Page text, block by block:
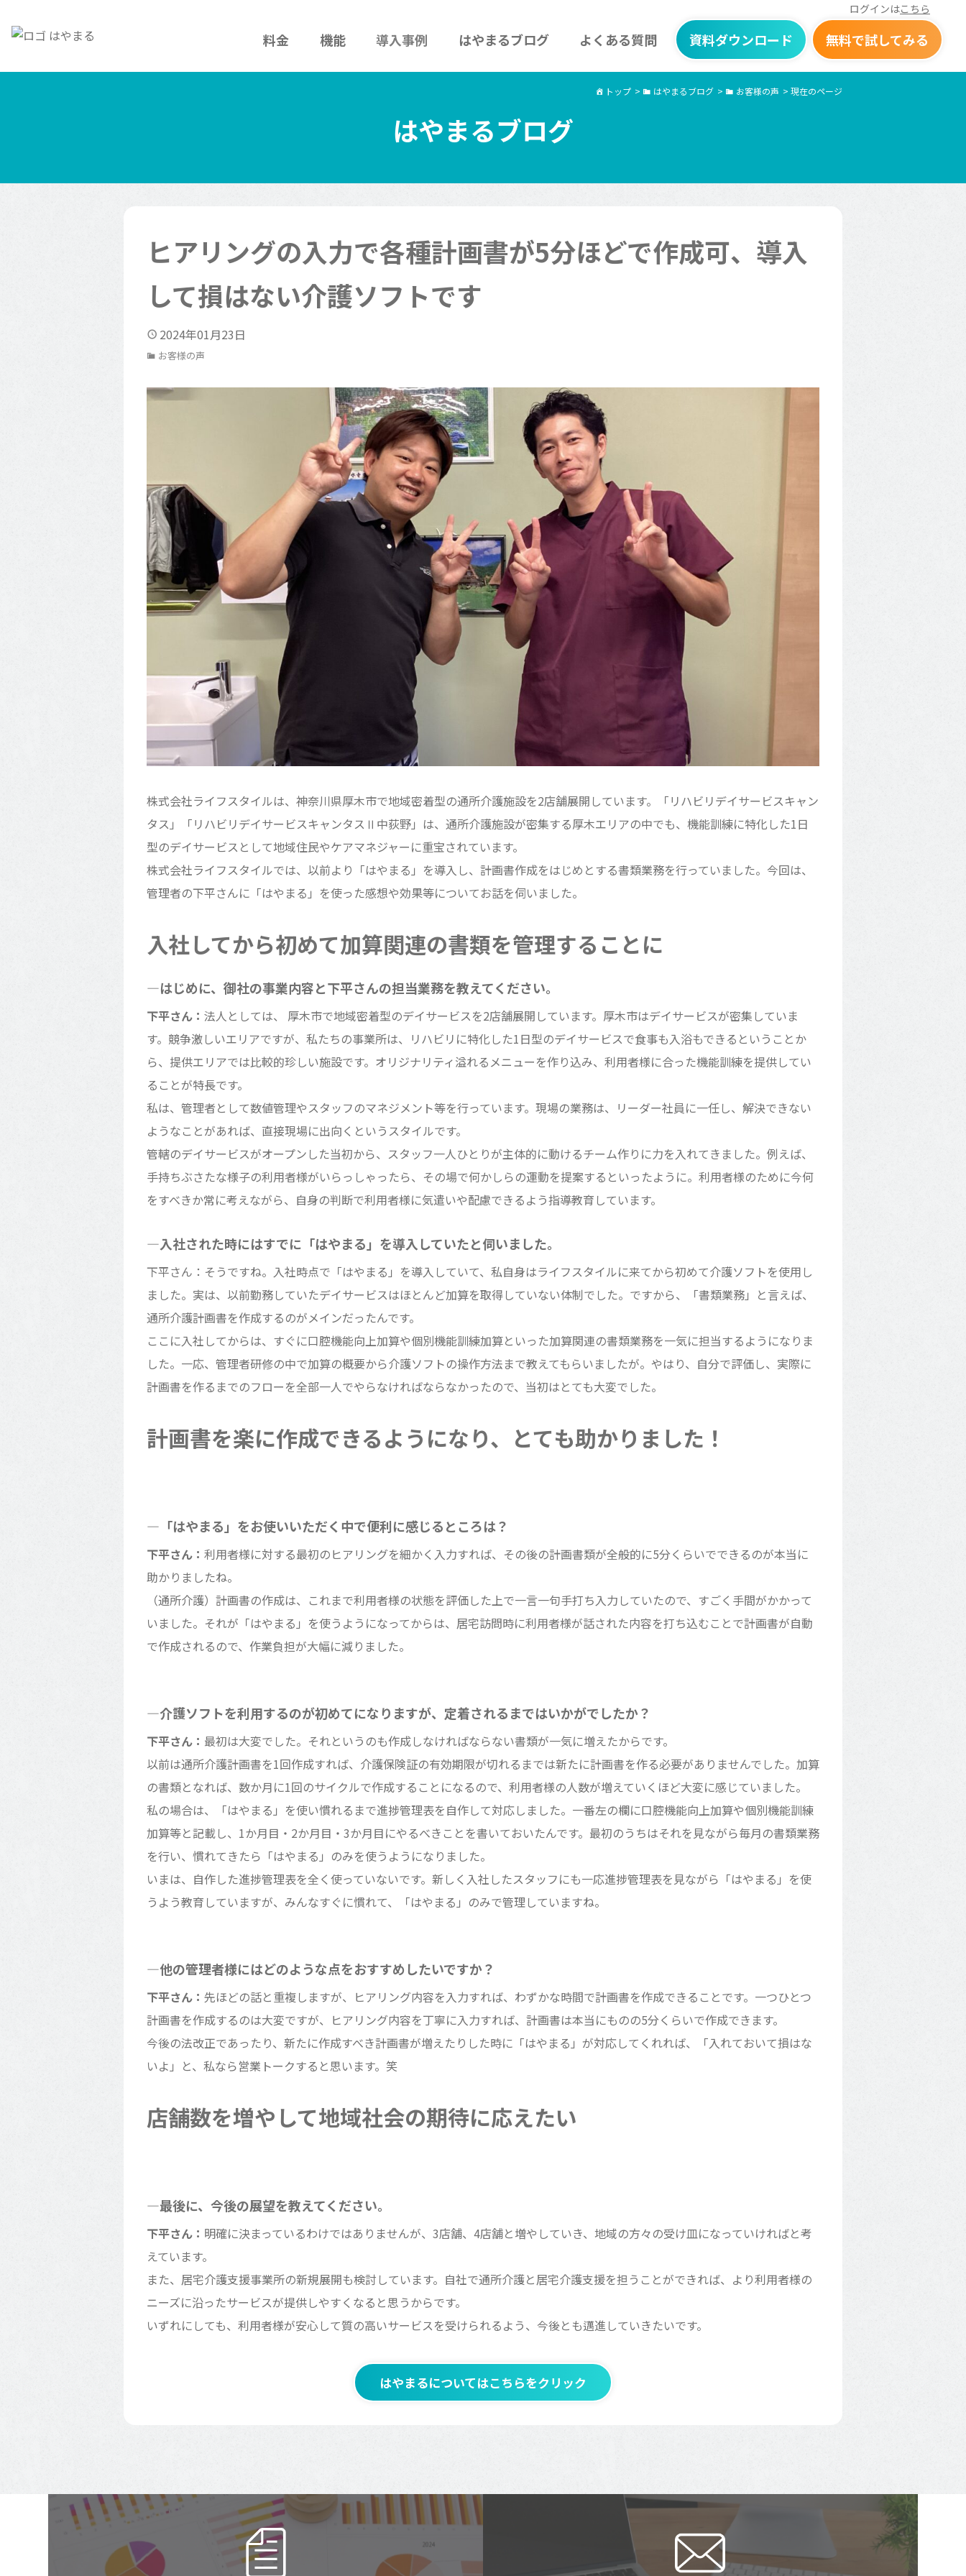
料金 機能 導入事例 はやまるブログ よくある質問 資料ダウンロード 無料で試してみる
ログインはこちら
トップ > はやまるブログ > お客様の声 > 現在のページ
はやまるブログ
ヒアリングの入力で各種計画書が5分ほどで作成可、導入
して損はない介護ソフトです
2024年01月23日
お客様の声
株式会社ライフスタイルは、神奈川県厚木市で地域密着型の通所介護施設を2店舗展開しています。「リハビリデイサービスキャン
タス」「リハビリデイサービスキャンタスⅡ中荻野」は、通所介護施設が密集する厚木エリアの中でも、機能訓練に特化した1日
型のデイサービスとして地域住民やケアマネジャーに重宝されています。
株式会社ライフスタイルでは、以前より「はやまる」を導入し、計画書作成をはじめとする書類業務を行っていました。今回は、
管理者の下平さんに「はやまる」を使った感想や効果等についてお話を伺いました。
入社してから初めて加算関連の書類を管理することに
―はじめに、御社の事業内容と下平さんの担当業務を教えてください。
下平さん： 法人としては、 厚木市で地域密着型のデイサービスを2店舗展開しています。厚木市はデイサービスが密集していま
す。競争激しいエリアですが、私たちの事業所は、リハビリに特化した1日型のデイサービスで食事も入浴もできるということか
ら、提供エリアでは比較的珍しい施設です。オリジナリティ溢れるメニューを作り込み、利用者様に合った機能訓練を提供してい
ることが特長です。
私は、管理者として数値管理やスタッフのマネジメント等を行っています。現場の業務は、リーダー社員に一任し、解決できない
ようなことがあれば、直接現場に出向くというスタイルです。
管轄のデイサービスがオープンした当初から、スタッフ一人ひとりが主体的に動けるチーム作りに力を入れてきました。例えば、
手持ちぶさたな様子の利用者様がいらっしゃったら、その場で何かしらの運動を提案するといったように。利用者様のために今何
をすべきか常に考えながら、自身の判断で利用者様に気遣いや配慮できるよう指導教育しています。
―入社された時にはすでに「はやまる」を導入していたと伺いました。
下平さん：そうですね。入社時点で「はやまる」を導入していて、私自身はライフスタイルに来てから初めて介護ソフトを使用し
ました。実は、以前勤務していたデイサービスはほとんど加算を取得していない体制でした。ですから、「書類業務」と言えば、
通所介護計画書を作成するのがメインだったんです。
ここに入社してからは、すぐに口腔機能向上加算や個別機能訓練加算といった加算関連の書類業務を一気に担当するようになりま
した。一応、管理者研修の中で加算の概要から介護ソフトの操作方法まで教えてもらいましたが。やはり、自分で評価し、実際に
計画書を作るまでのフローを全部一人でやらなければならなかったので、当初はとても大変でした。
計画書を楽に作成できるようになり、とても助かりました！
―「はやまる」をお使いいただく中で便利に感じるところは？
下平さん： 利用者様に対する最初のヒアリングを細かく入力すれば、その後の計画書類が全般的に5分くらいでできるのが本当に
助かりましたね。
（通所介護）計画書の作成は、これまで利用者様の状態を評価した上で一言一句手打ち入力していたので、すごく手間がかかって
いました。それが「はやまる」を使うようになってからは、居宅訪問時に利用者様が話された内容を打ち込むことで計画書が自動
で作成されるので、作業負担が大幅に減りました。
―介護ソフトを利用するのが初めてになりますが、定着されるまではいかがでしたか？
下平さん： 最初は大変でした。それというのも作成しなければならない書類が一気に増えたからです。
以前は通所介護計画書を1回作成すれば、介護保険証の有効期限が切れるまでは新たに計画書を作る必要がありませんでした。加算
の書類となれば、数か月に1回のサイクルで作成することになるので、利用者様の人数が増えていくほど大変に感じていました。
私の場合は、「はやまる」を使い慣れるまで進捗管理表を自作して対応しました。一番左の欄に口腔機能向上加算や個別機能訓練
加算等と記載し、 1か月目・ 2か月目・ 3か月目にやるべきことを書いておいたんです。最初のうちはそれを見ながら毎月の書類業務
を行い、慣れてきたら「はやまる」のみを使うようになりました。
いまは、自作した進捗管理表を全く使っていないです。新しく入社したスタッフにも一応進捗管理表を見ながら「はやまる」を使
うよう教育していますが、みんなすぐに慣れて、「はやまる」のみで管理していますね。
―他の管理者様にはどのような点をおすすめしたいですか？
下平さん： 先ほどの話と重複しますが、ヒアリング内容を入力すれば、わずかな時間で計画書を作成できることです。一つひとつ
計画書を作成するのは大変ですが、ヒアリング内容を丁寧に入力すれば、計画書は本当にものの5分くらいで作成できます。
今後の法改正であったり、新たに作成すべき計画書が増えたりした時に「はやまる」が対応してくれれば、「入れておいて損はな
いよ」と、私なら営業トークすると思います。笑
店舗数を増やして地域社会の期待に応えたい
―最後に、今後の展望を教えてください。
下平さん： 明確に決まっているわけではありませんが、 3店舗、 4店舗と増やしていき、地域の方々の受け皿になっていければと考
えています。
また、居宅介護支援事業所の新規展開も検討しています。自社で通所介護と居宅介護支援を担うことができれば、より利用者様の
ニーズに沿ったサービスが提供しやすくなると思うからです。
いずれにしても、利用者様が安心して質の高いサービスを受けられるよう、今後とも邁進していきたいです。
はやまるについてはこちらをクリック